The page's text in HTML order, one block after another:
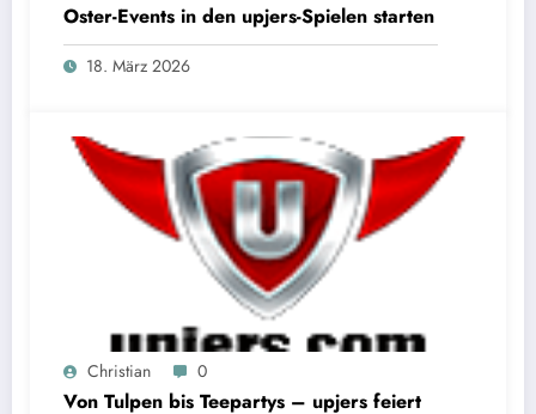
Oster-Events in den upjers-Spielen starten
18. März 2026
Christian 0
Von Tulpen bis Teepartys – upjers feiert